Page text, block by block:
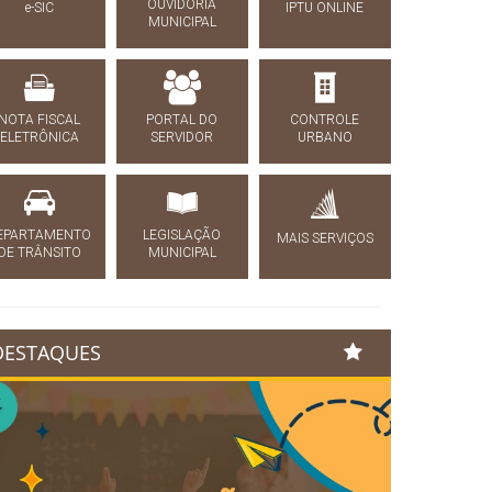
e-SIC
OUVIDORIA
MUNICIPAL
IPTU ONLINE
FISCAL
ELETRÔNICA
PORTAL DO
SERVIDOR
CONTROLE
URBANO
TRÂNSITO
LEGISLAÇÃO
MUNICIPAL
MAIS SERVIÇOS